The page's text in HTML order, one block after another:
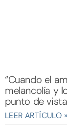
“Cuando el
melancolía y
punto de
LEER ARTÍCULO »